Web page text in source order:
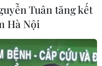
Tuân tăng kết
Hà Nội